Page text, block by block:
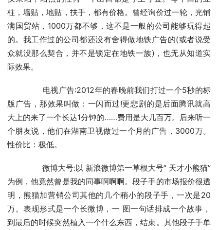
柱，墙贴，地贴，扶手，都有价格。曾经询价过一轮，光铺
满国贸站，1000万都不够，这不是一般的公司能够玩得起
的。我工作过的公司都还没有舍得做地铁广告的(或者说受
众就没那么契合，并不是锁定在地铁一族)，也无从知道实
际效果。
版广告，那效果叫做：一闪而过!更悲剧的是后面腾讯就高
大上的来了一个长达1分钟的……费用是大几百万。后来听一
个朋友说，他们在湖南卫视做过一个月的广告，3000万。
性价比：极低。
为例，他竟然曾是我的同事啊啊啊。段子手的市场报价很透
明，熊猫加营销公司其他的几个稍小的段子手，一次是20
万。表现形式是一个长微博，一 图一句话排成一个故事，
到最后的时候突然植入一个什么东西，结束。其他段子手单